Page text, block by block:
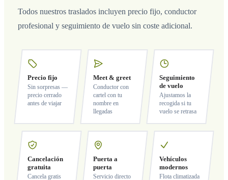
Todos nuestros traslados incluyen precio fijo, conductor
profesional y seguimiento de vuelo sin coste adicional.
Precio fijo
Sin sorpresas —
precio cerrado
antes de viajar
Meet & greet
Conductor con
cartel con tu
nombre en
llegadas
Seguimiento
de vuelo
Ajustamos la
recogida si tu
vuelo se retrasa
Cancelación
gratuita
Cancela gratis
Puerta a
puerta
Servicio directo
Vehículos
modernos
Flota climatizada